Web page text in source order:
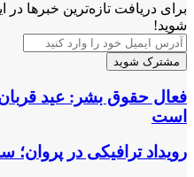
برای دریافت تازه‌ترین خبرها
شوید!
آدرس
ایمیل
خود
را
وارد
کنید
فعال
حقوق
بشر:
قربان
فعال حقوق بشر: عید قربان
است
رویداد
رویداد ترافیکی در پروان؛